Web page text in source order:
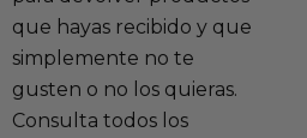
que hayas recibido y que
simplemente no te
gusten o no los quieras.
Consulta todos los